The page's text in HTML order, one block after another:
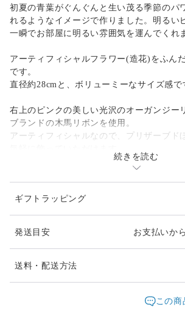
初夏の青葉がぐんぐんと生い茂る季節のパ
れるようなイメージで作りました。明るい
一瞬でお部屋に明るい雰囲気を運んでくれ
アーティフィシャルフラワー(造花)をふん
です。
直径約28cmと、ボリューミーなサイズ感で
右上のピンクの美しい光沢のオーガンジー
ブランドの木馬リボンを使用。
アーティフィシャルなので、プリザーブド
リースケースに入れてリボンをかけてお届
flower: ピオニー、ライラック、ローズ、ビ
ア
※花材が卸業者廃盤の場合、代替のものに
続きを読む
ギフトラッピング
発送目安 お支払いか
同一花材が廃盤等入手できない場合、類
他店でも販売しているため、入れ違い
送料・配送方法
この商